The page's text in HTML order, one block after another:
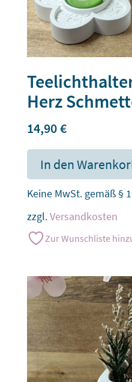
Herz
14,90€
In den
Keine MwSt. gemäß §
zzgl.Versandkosten
Zur Wunschliste